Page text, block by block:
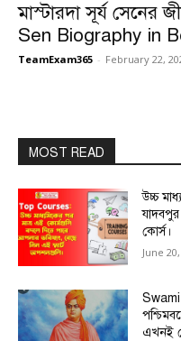
মাস্টারদা সূর্য
Sen Biography in
TeamExam365 - February 22,
MOST READ
উচ্চ
যাদবপুর
কোর্স।
June
এখনই